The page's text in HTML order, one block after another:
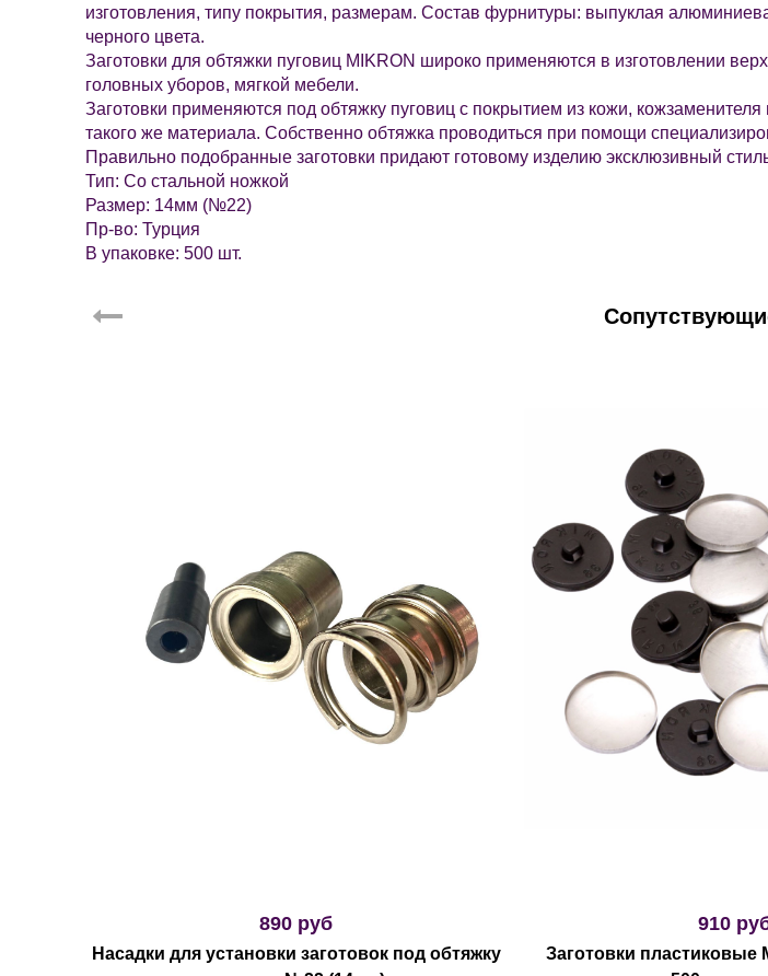
изготовления, типу покрытия, размерам. Состав фурнитуры: выпуклая
черного цвета.
Заготовки для обтяжки пуговиц MIKRON широко применяются в изготовлении
головных уборов, мягкой мебели.
Заготовки применяются под обтяжку пуговиц с покрытием из кожи,
такого же материала. Собственно обтяжка проводиться при помощи
Правильно подобранные заготовки придают готовому изделию эксклюзивный
Тип: Со стальной ножкой
Размер: 14мм (№22)
Пр-во: Турция
В упаковке: 500 шт.
890 руб
Насадки для установки заготовок под обтяжку
910
Заготовки